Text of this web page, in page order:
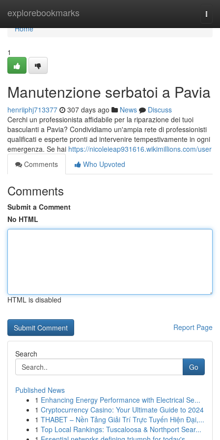
explorebookmarks
Home
Home
1
Manutenzione serbatoi a Pavia
henriiphj713377 307 days ago News
Discuss
Cerchi un professionista affidabile per la riparazione dei tuoi
basculanti a Pavia? Condividiamo un'ampia rete di professionisti
qualificati e esperte pronti ad intervenire tempestivamente in ogni
emergenza. Se hai https://nicoleieap931616.wikimillions.com/user
Comments
Who Upvoted
Comments
Submit a Comment
No HTML
HTML is disabled
Report Page
Search
Go
Published News
1 Enhancing Energy Performance with Electrical Se...
1 Cryptocurrency Casino: Your Ultimate Guide to 2024
1 THABET – Nền Tảng Giải Trí Trực Tuyến Hiện Đại,...
1 Top Local Rankings: Tuscaloosa & Northport Sear...